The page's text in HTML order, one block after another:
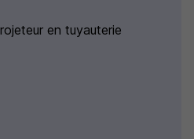
en tuyauterie